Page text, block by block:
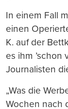
In einem Fall
einen
K. auf der
es ihm ’schon
Journalisten
„Was die
Wochen nach